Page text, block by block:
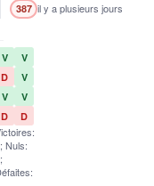
387 il y a plusieurs jours
V
V
D
V
V
V
D
D
Nuls: